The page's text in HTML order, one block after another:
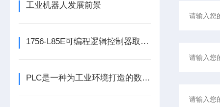
工业机器人发展前景
1756-L85E可编程逻辑控制器取代了传统的继电器控制系统
PLC是一种为工业环境打造的数字运算电子装置